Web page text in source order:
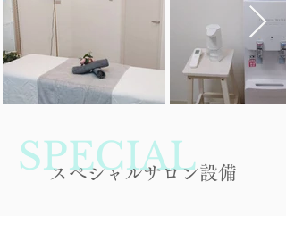
SPECIAL
スぺシャルサロン設備